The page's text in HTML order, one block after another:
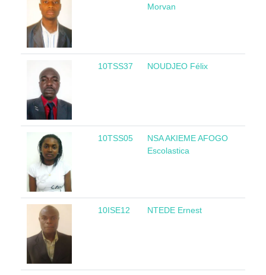
Morvan
10TSS37 NOUDJEO Félix
10TSS05
NSA AKIEME AFOGO
Escolastica
10ISE12 NTEDE Ernest